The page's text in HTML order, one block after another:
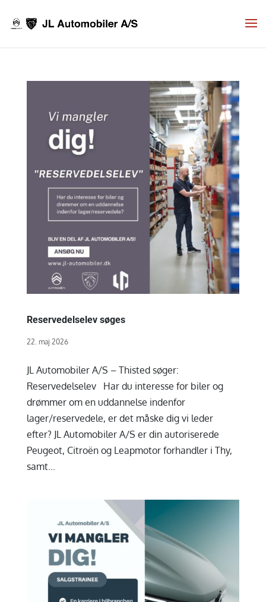
Reservedelselev søges
22. maj 2026
JL Automobiler A/S – Thisted søger:
Reservedelselev Har du interesse for biler og
drømmer om en uddannelse indenfor
lager/reservedele, er det måske dig vi leder
efter? JL Automobiler A/S er din autoriserede
Peugeot, Citroën og Leapmotor forhandler i Thy,
samt...